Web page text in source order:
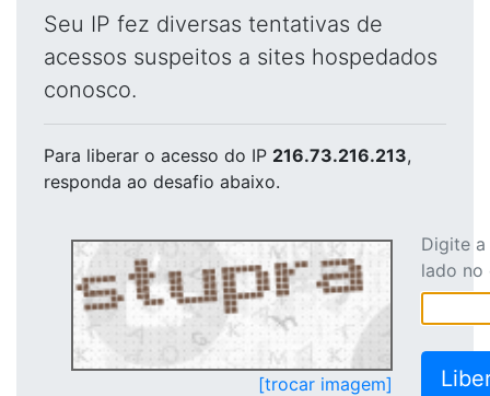
Seu IP fez diversas tentativas de
acessos suspeitos a sites hospedados
conosco.
Para liberar o acesso do IP 216.73.216.213,
responda ao desafio abaixo.
[trocar imagem]
Digite
lado no